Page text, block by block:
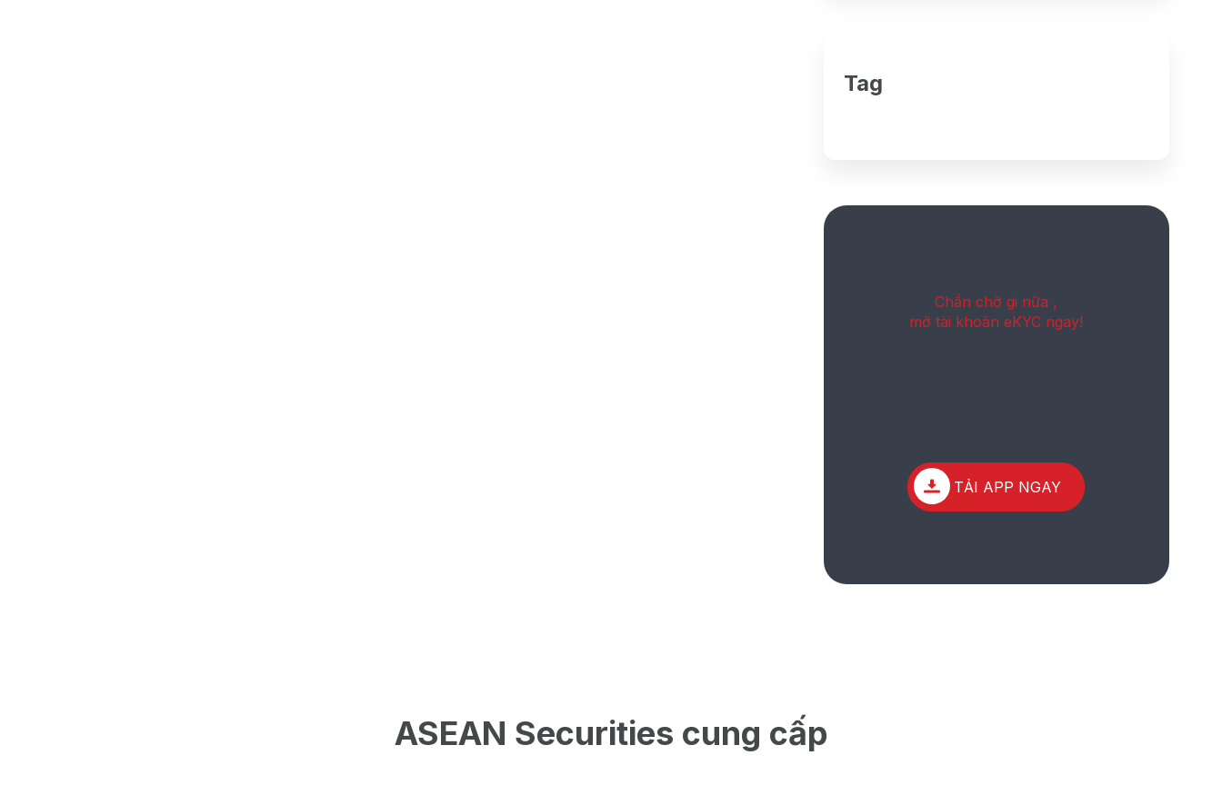
Tag
Chần chờ gi nữa ,
mở tài khoản eKYC ngay!
TẢI APP NGAY
ASEAN Securities cung cấp